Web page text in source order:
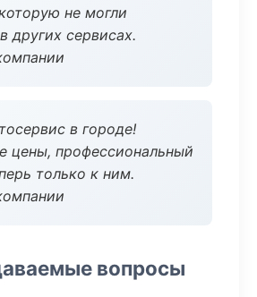
не могли
других сервисах.
в городе!
цены, профессиональный
только к ним.
вопросы